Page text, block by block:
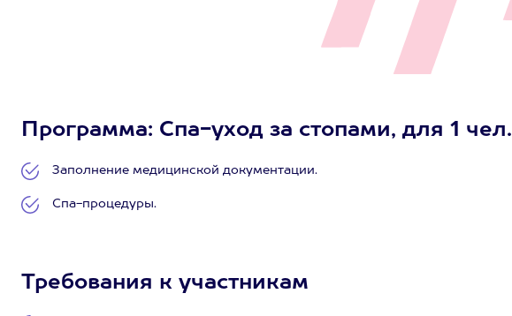
Программа: Спа-уход за стопами, для 1 чел.
Заполнение медицинской документации.
Спа-процедуры.
Требования к участникам